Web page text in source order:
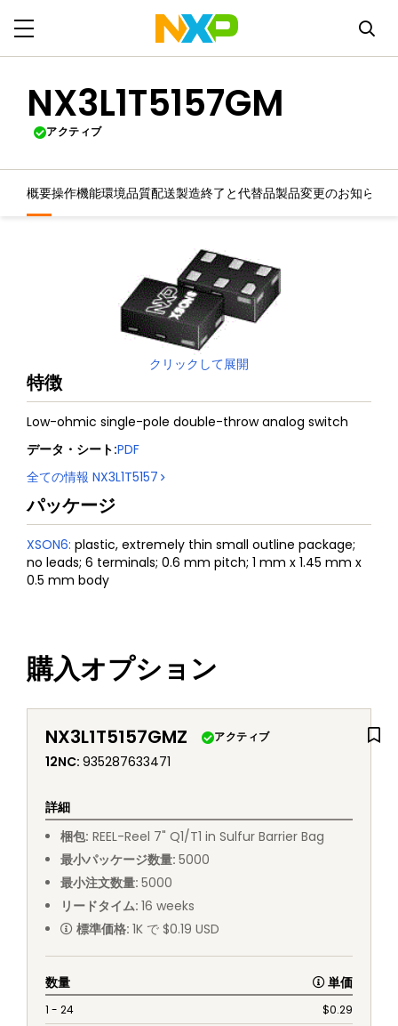
NX3L1T5157GM
アクティブ
概要操作機能環境品質配送製造終了と代替品製品変更のお知らせ
クリックして展開
特徴
Low-ohmic single-pole double-throw analog switch
データ・シート:PDF
全ての情報 NX3L1T5157
パッケージ
XSON6: plastic, extremely thin small outline package;
no leads; 6 terminals; 0.6 mm pitch; 1 mm x 1.45 mm x
0.5 mm body
購入オプション
NX3L1T5157GMZ アクティブ
12NC: 935287633471
詳細
梱包: REEL-Reel 7" Q1/T1 in Sulfur Barrier Bag
最小パッケージ数量: 5000
最小注文数量: 5000
リードタイム: 16 weeks
標準価格: 1K で $0.19 USD
数量 単価
1 - 24 $0.29